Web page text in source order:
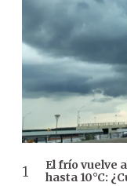
El frío vuelve
hasta 10°C: